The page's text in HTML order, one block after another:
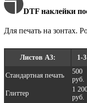
DTF наклейки
Для печать на зонтах.
Листов А3: 1-3
Стандартная печать
500
руб.
Глиттер
1
руб.